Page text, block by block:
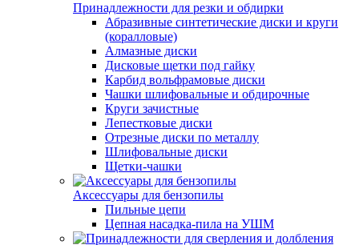
Принадлежности для резки и обдирки
Абразивные синтетические диски и круги
(коралловые)
Алмазные диски
Дисковые щетки под гайку
Карбид вольфрамовые диски
Чашки шлифовальные и обдирочные
Круги зачистные
Лепестковые диски
Отрезные диски по металлу
Шлифовальные диски
Щетки-чашки
Аксессуары для бензопилы
Пильные цепи
Цепная насадка-пила на УШМ